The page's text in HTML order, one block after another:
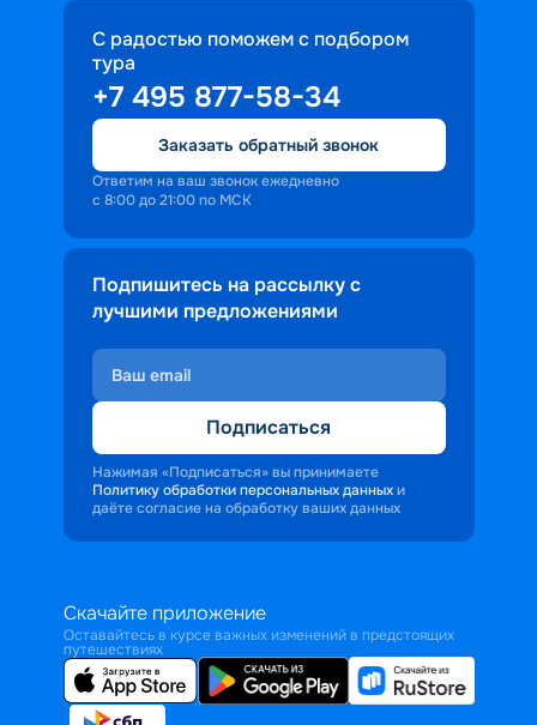
С радостью поможем с подбором
тура
+7 495 877-58-34
Заказать обратный звонок
Ответим на ваш звонок ежедневно
с 8:00 до 21:00 по МСК
Подпишитесь на рассылку с
лучшими предложениями
Подписаться
Нажимая «Подписаться» вы принимаете
Политику обработки персональных данных и
даёте согласие на обработку ваших данных
Скачайте приложение
Оставайтесь в курсе важных изменений в предстоящих
путешествиях